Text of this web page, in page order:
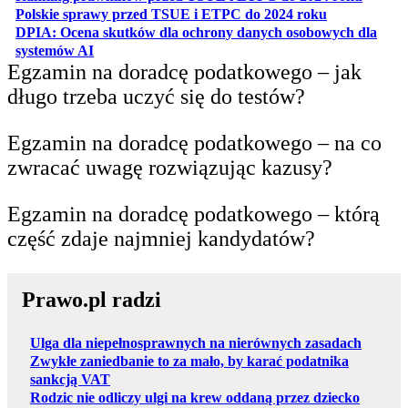
Polskie sprawy przed TSUE i ETPC do 2024 roku
DPIA: Ocena skutków dla ochrony danych osobowych dla
systemów AIotwiera się w nowej karcie
Egzamin na doradcę podatkowego – jak
długo trzeba uczyć się do testów?
Egzamin na doradcę podatkowego – na co
zwracać uwagę rozwiązując kazusy?
Egzamin na doradcę podatkowego – którą
część zdaje najmniej kandydatów?
Prawo.pl radzi
Ulga dla niepełnosprawnych na nierównych zasadach
Zwykłe zaniedbanie to za mało, by karać podatnika
sankcją VAT
Rodzic nie odliczy ulgi na krew oddaną przez dziecko